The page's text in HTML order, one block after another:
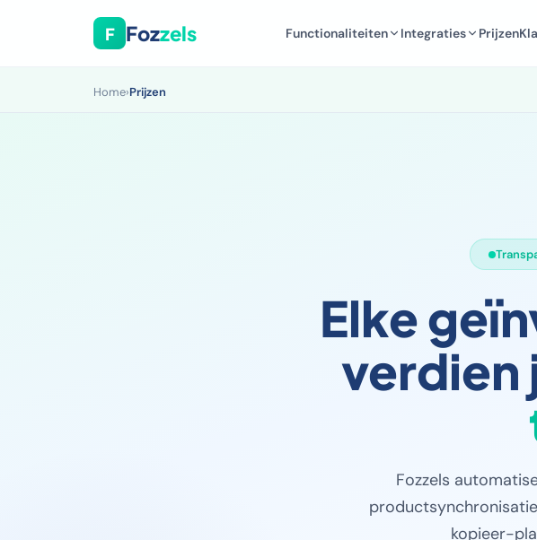
F Fozzels Functionaliteiten Integraties Prijzen
Home›Prijzen
Elke
verdien
Fozzels
kopieer-